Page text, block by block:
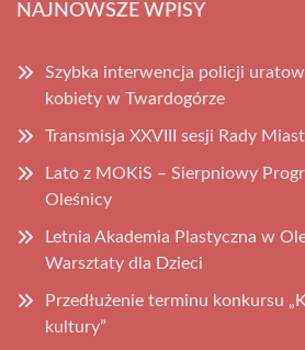
NAJNOWSZE WPISY
Szybka interwencja policji
kobiety w Twardogórze
Transmisja XXVIII sesji Rady
Lato z MOKiS – Sierpniowy
Oleśnicy
Letnia Akademia Plastyczna w
Warsztaty dla Dzieci
Przedłużenie terminu konkursu
kultury”